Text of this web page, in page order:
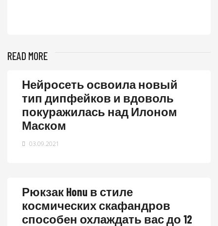
READ MORE
Нейросеть освоила новый
тип дипфейков и вдоволь
покуражилась над Илоном
Маском
03.09.2021
Рюкзак Honu в стиле
космических скафандров
способен охлаждать вас до 12